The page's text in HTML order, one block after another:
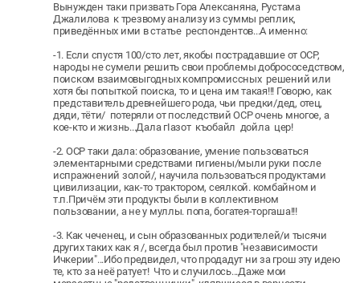
Вынужден таки призвать Гора Алексаняна, Рустама
Джалилова к трезвому анализу из суммы реплик,
приведённых ими в статье респондентов...А именно:
-1. Если спустя 100/сто лет, якобы пострадавшие от ОСР,
народы не сумели решить свои проблемы добрососедством,
поиском взаимовыгодных компромиссных решений или
хотя бы попыткой поиска, то и цена им такая!!! Говорю, как
представитель древнейшего рода, чьи предки/дед, отец,
дяди, тёти/ потеряли от последствий ОСР очень многое, а
кое-кто и жизнь...Дала гIазот къобайл дойла цер!
-2. ОСР таки дала: образование, умение пользоваться
элементарными средствами гигиены/мыли руки после
испражнений золой/, научила пользоваться продуктами
цивилизации, как-то трактором, сеялкой. комбайном и
т.п.Причём эти продукты были в коллективном
пользовании, а не у муллы. попа, богатея-торгаша!!!
-3. Как чеченец, и сын образованных родителей/и тысячи
других таких как я /, всегда был против "независимости
Ичкерии"...Ибо предвидел, что продадут ни за грош эту идею
те, кто за неё ратует! Что и случилось...Даже мои